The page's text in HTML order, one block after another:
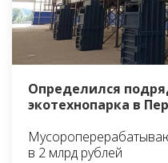
Определился
экотехнопарка в
в 2 млрд рублей